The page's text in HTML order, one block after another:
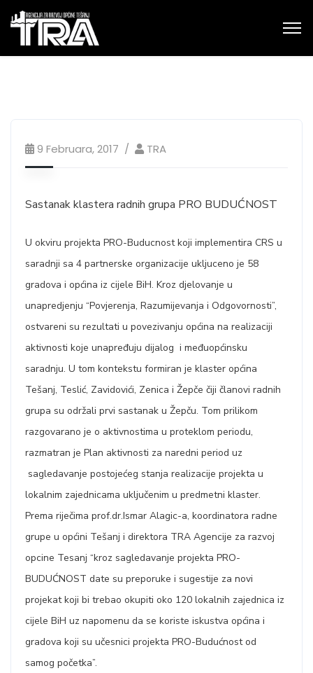
9 Februara, 2017 TRA
Sastanak klastera radnih grupa PRO BUDUĆNOST
U okviru projekta PRO-Buducnost koji implementira CRS u
saradnji sa 4 partnerske organizacije ukljuceno je 58
gradova i općina iz cijele BiH. Kroz djelovanje u
unapredjenju “Povjerenja, Razumijevanja i Odgovornosti”,
ostvareni su rezultati u povezivanju općina na realizaciji
aktivnosti koje unapređuju dijalog i međuopćinsku
saradnju. U tom kontekstu formiran je klaster općina
Tešanj, Teslić, Zavidovići, Zenica i Žepče čiji članovi radnih
grupa su održali prvi sastanak u Žepču. Tom prilikom
razgovarano je o aktivnostima u proteklom periodu,
razmatran je Plan aktivnosti za naredni period uz
sagledavanje postojećeg stanja realizacije projekta u
lokalnim zajednicama uključenim u predmetni klaster.
Prema riječima prof.dr.Ismar Alagic-a, koordinatora radne
grupe u općini Tešanj i direktora TRA Agencije za razvoj
opcine Tesanj “kroz sagledavanje projekta PRO-
BUDUĆNOST date su preporuke i sugestije za novi
projekat koji bi trebao okupiti oko 120 lokalnih zajednica iz
cijele BiH uz napomenu da se koriste iskustva općina i
gradova koji su učesnici projekta PRO-Budućnost od
samog početka”.